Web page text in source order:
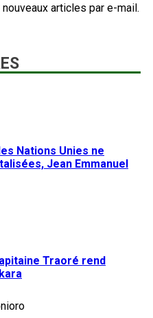
articles par e-mail.
Nations Unies ne
Jean Emmanuel
Traoré rend